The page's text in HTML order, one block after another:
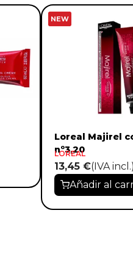
NEW
Loreal Majirel
nº3,20
LOREAL
13,45 €(IVA incl.)
Añadir al